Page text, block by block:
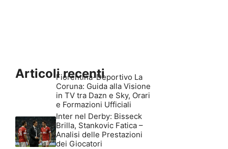
Articoli recenti
Fiorentina-Deportivo La
Coruna: Guida alla Visione
in TV tra Dazn e Sky, Orari
e Formazioni Ufficiali
Inter nel Derby: Bisseck
Brilla, Stankovic Fatica –
Analisi delle Prestazioni
dei Giocatori